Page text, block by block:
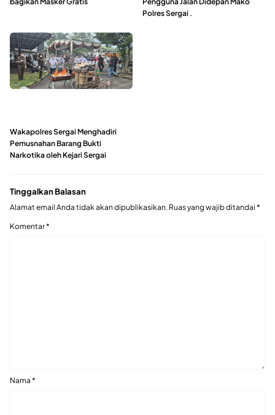
Polres Sergai .
Wakapolres Sergai Menghadiri
Pemusnahan Barang Bukti
Narkotika oleh Kejari Sergai
Tinggalkan Balasan
Alamat email Anda tidak akan dipublikasikan. Ruas yang wajib ditandai *
Komentar*
Nama *